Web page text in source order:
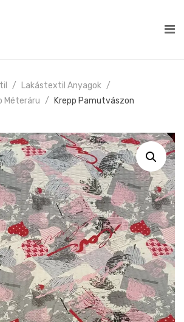
Lakástextil Anyagok
Méteráru
Krepp Pamutvászon